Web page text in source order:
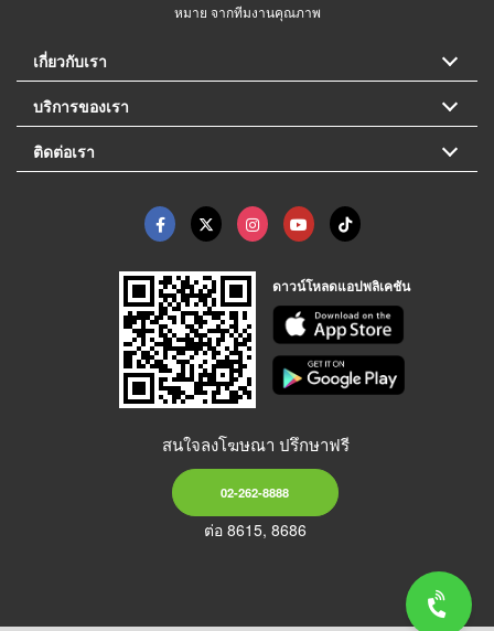
หมาย จากทีมงานคุณภาพ
เกี่ยวกับเรา
บริการของเรา
ติดต่อเรา
ดาวน์โหลดแอปพลิเคชัน
สนใจลงโฆษณา ปรึกษาฟรี
02-262-8888
ต่อ 8615, 8686